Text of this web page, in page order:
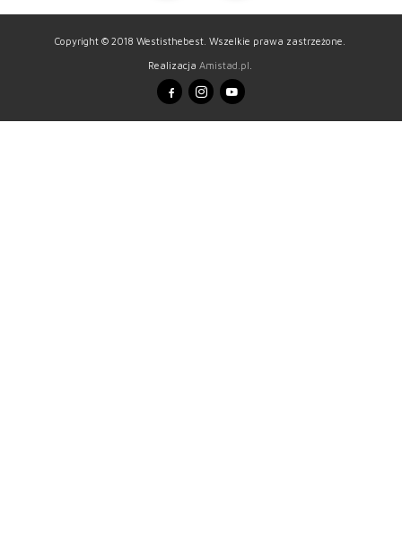
Copyright © 2018 Westisthebest. Wszelkie prawa zastrzeżone.
Realizacja Amistad.pl